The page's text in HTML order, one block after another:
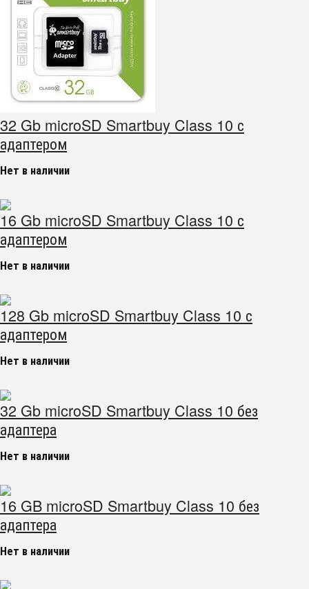
32 Gb microSD Smartbuy Class 10 с
адаптером
Нет в наличии
16 Gb microSD Smartbuy Class 10 с
адаптером
Нет в наличии
128 Gb microSD Smartbuy Class 10 с
адаптером
Нет в наличии
32 Gb microSD Smartbuy Class 10 без
адаптера
Нет в наличии
16 GB microSD Smartbuy Class 10 без
адаптера
Нет в наличии